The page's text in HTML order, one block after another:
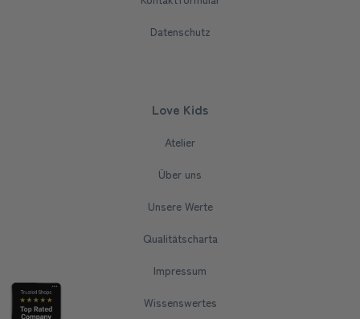
Datenschutz
Love Kids
Atelier
Über uns
Unsere Werte
Qualitätscharta
Impressum
Wissenswertes